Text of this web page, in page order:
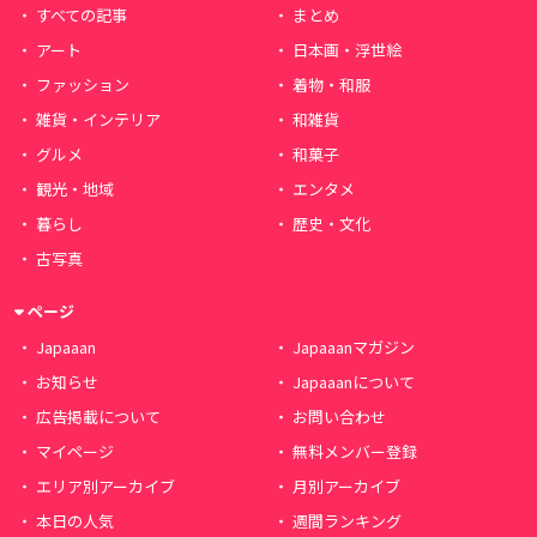
すべての記事
まとめ
アート
日本画・浮世絵
ファッション
着物・和服
雑貨・インテリア
和雑貨
グルメ
和菓子
観光・地域
エンタメ
暮らし
歴史・文化
古写真
ページ
Japaaan
Japaaanマガジン
お知らせ
Japaaanについて
広告掲載について
お問い合わせ
マイページ
無料メンバー登録
エリア別アーカイブ
月別アーカイブ
本日の人気
週間ランキング